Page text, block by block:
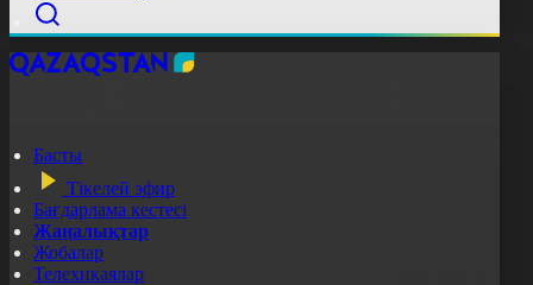
Басты
Тікелей эфир
Бағдарлама кестесі
Жаңалықтар
Жобалар
Телехикаялар